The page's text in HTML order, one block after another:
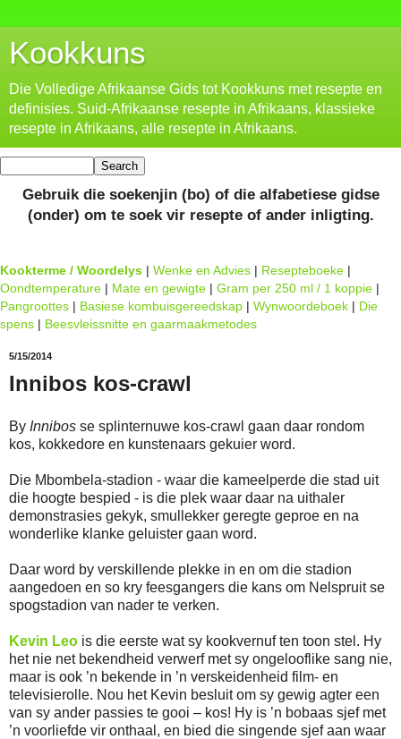
Kookkuns
Die Volledige Afrikaanse Gids tot Kookkuns met resepte en
definisies. Suid-Afrikaanse resepte in Afrikaans, klassieke
resepte in Afrikaans, alle resepte in Afrikaans.
Gebruik die soekenjin (bo) of die alfabetiese gidse
(onder) om te soek vir resepte of ander inligting.
Kookterme / Woordelys | Wenke en Advies | Resepteboeke |
Oondtemperature | Mate en gewigte | Gram per 250 ml / 1 koppie |
Pangroottes | Basiese kombuisgereedskap | Wynwoordeboek | Die
spens | Beesvleissnitte en gaarmaakmetodes
5/15/2014
Innibos kos-crawl
By Innibos se splinternuwe kos-crawl gaan daar rondom
kos, kokkedore en kunstenaars gekuier word.
Die Mbombela-stadion - waar die kameelperde die stad uit
die hoogte bespied - is die plek waar daar na uithaler
demonstrasies gekyk, smullekker geregte geproe en na
wonderlike klanke geluister gaan word.
Daar word by verskillende plekke in en om die stadion
aangedoen en so kry feesgangers die kans om Nelspruit se
spogstadion van nader te verken.
Kevin Leo is die eerste wat sy kookvernuf ten toon stel. Hy
het nie net bekendheid verwerf met sy ongelooflike sang nie,
maar is ook ’n bekende in ’n verskeidenheid film- en
televisierolle. Nou het Kevin besluit om sy gewig agter een
van sy ander passies te gooi – kos! Hy is ’n bobaas sjef met
’n voorliefde vir onthaal, en bied die singende sjef aan waar